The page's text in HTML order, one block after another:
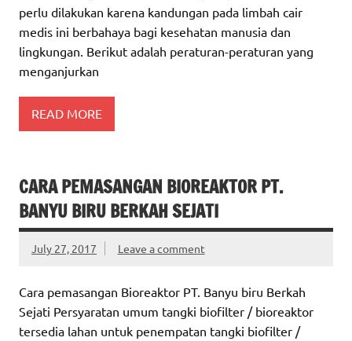
perlu dilakukan karena kandungan pada limbah cair
medis ini berbahaya bagi kesehatan manusia dan
lingkungan. Berikut adalah peraturan-peraturan yang
menganjurkan
READ MORE
CARA PEMASANGAN BIOREAKTOR PT.
BANYU BIRU BERKAH SEJATI
July 27, 2017 Leave a comment
Cara pemasangan Bioreaktor PT. Banyu biru Berkah
Sejati Persyaratan umum tangki biofilter / bioreaktor
tersedia lahan untuk penempatan tangki biofilter /